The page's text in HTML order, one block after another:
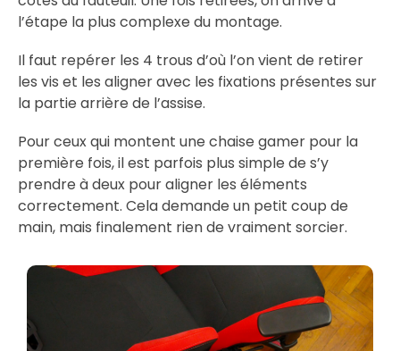
l’étape la plus complexe du montage.
Il faut repérer les 4 trous d’où l’on vient de retirer
les vis et les aligner avec les fixations présentes sur
la partie arrière de l’assise.
Pour ceux qui montent une chaise gamer pour la
première fois, il est parfois plus simple de s’y
prendre à deux pour aligner les éléments
correctement. Cela demande un petit coup de
main, mais finalement rien de vraiment sorcier.